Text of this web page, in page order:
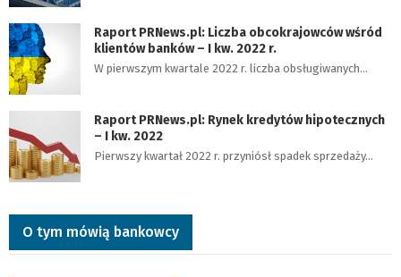
Raport PRNews.pl: Liczba obcokrajowców wśród
klientów banków – I kw. 2022 r.
W pierwszym kwartale 2022 r. liczba obsługiwanych…
Raport PRNews.pl: Rynek kredytów hipotecznych
– I kw. 2022
Pierwszy kwartał 2022 r. przyniósł spadek sprzedaży…
O tym mówią bankowcy